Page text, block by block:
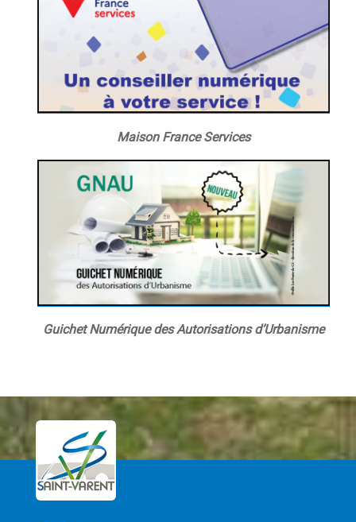
Maison France Services
Guichet Numérique des Autorisations d’Urbanisme